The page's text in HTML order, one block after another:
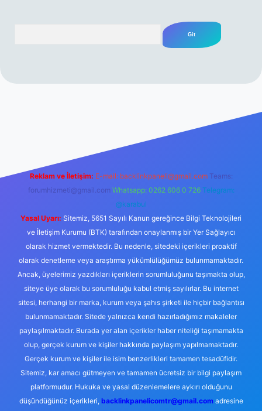
Reklam ve İletişim: E-mail: backlinkpaneli@gmail.com Teams:
forumhizmeti@gmail.com Whatsapp: 0262 606 0 726 Telegram:
@karabul
Yasal Uyarı: Sitemiz, 5651 Sayılı Kanun gereğince Bilgi Teknolojileri
ve İletişim Kurumu (BTK) tarafından onaylanmış bir Yer Sağlayıcı
olarak hizmet vermektedir. Bu nedenle, sitedeki içerikleri proaktif
olarak denetleme veya araştırma yükümlülüğümüz bulunmamaktadır.
Ancak, üyelerimiz yazdıkları içeriklerin sorumluluğunu taşımakta olup,
siteye üye olarak bu sorumluluğu kabul etmiş sayılırlar. Bu internet
sitesi, herhangi bir marka, kurum veya şahıs şirketi ile hiçbir bağlantısı
bulunmamaktadır. Sitede yalnızca kendi hazırladığımız makaleler
paylaşılmaktadır. Burada yer alan içerikler haber niteliği taşımamakta
olup, gerçek kurum ve kişiler hakkında paylaşım yapılmamaktadır.
Gerçek kurum ve kişiler ile isim benzerlikleri tamamen tesadüfidir.
Sitemiz, kar amacı gütmeyen ve tamamen ücretsiz bir bilgi paylaşım
platformudur. Hukuka ve yasal düzenlemelere aykırı olduğunu
düşündüğünüz içerikleri, backlinkpanelicomtr@gmail.comadresine